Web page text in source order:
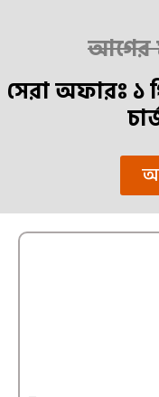
আগের
সেরা অফারঃ ১